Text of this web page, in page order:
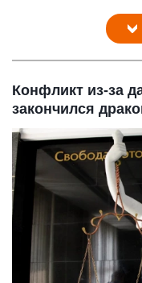
Конфликт из-за
закончился